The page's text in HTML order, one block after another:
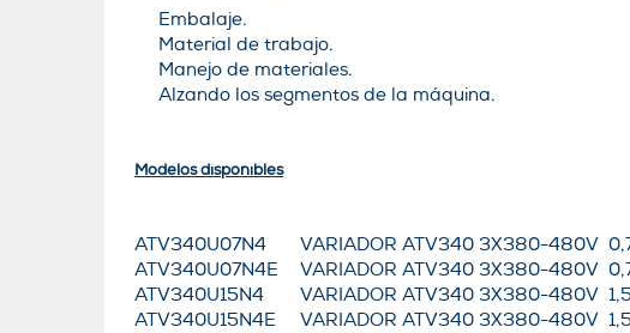
Embalaje.
Material de trabajo.
Manejo de materiales.
Alzando los segmentos de la máquina.
Modelos disponibles
ATV340U07N4
VARIADOR ATV340 3X380-480V
ATV340U07N4E
VARIADOR ATV340 3X380-480V
ATV340U15N4
VARIADOR ATV340 3X380-480V
ATV340U15N4E
VARIADOR ATV340 3X380-480V